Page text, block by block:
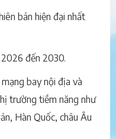
bản hiện đại nhất
đến 2030.
bay nội địa và
trường tiềm năng như
Hàn Quốc, châu Âu